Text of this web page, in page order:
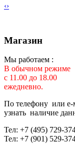
‹›
Магазин
Мы работаем :
В обычном режиме
с 11.00 до 18.00
ежедневно.
По телефону или е-
узнать наличие
Тел: +7 (495) 729-
Тел: +7 (901) 529-